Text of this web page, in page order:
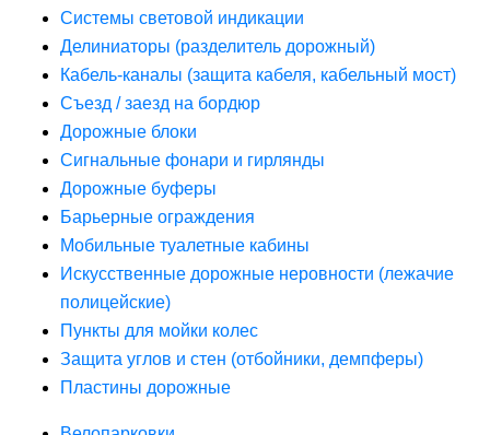
Системы световой индикации
Делиниаторы (разделитель дорожный)
Кабель-каналы (защита кабеля, кабельный мост)
Съезд / заезд на бордюр
Дорожные блоки
Сигнальные фонари и гирлянды
Дорожные буферы
Барьерные ограждения
Мобильные туалетные кабины
Искусственные дорожные неровности (лежачие
полицейские)
Пункты для мойки колес
Защита углов и стен (отбойники, демпферы)
Пластины дорожные